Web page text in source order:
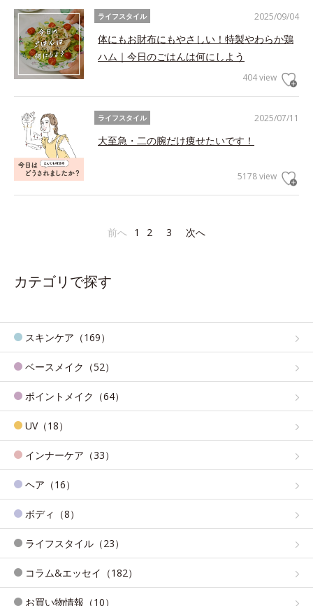
2025/09/04
ライフスタイル
体にもお財布にもやさしい！特製やわらか鶏
ハム｜今日のごはんは何にしよう
404 view
2025/07/11
ライフスタイル
大至急・二の腕だけ痩せたいです！
5178 view
前へ 1 2 3 次へ
カテゴリで探す
スキンケア（169）
ベースメイク（52）
ポイントメイク（64）
UV（18）
インナーケア（33）
ヘア（16）
ボディ（8）
ライフスタイル（23）
コラム&エッセイ（182）
お買い物情報（10）